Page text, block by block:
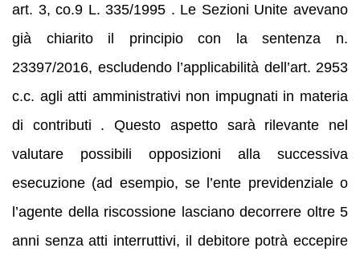
art. 3, co.9 L. 335/1995 . Le Sezioni Unite avevano
già chiarito il principio con la sentenza n.
23397/2016, escludendo l’applicabilità dell’art. 2953
c.c. agli atti amministrativi non impugnati in materia
di contributi . Questo aspetto sarà rilevante nel
valutare possibili opposizioni alla successiva
esecuzione (ad esempio, se l’ente previdenziale o
l’agente della riscossione lasciano decorrere oltre 5
anni senza atti interruttivi, il debitore potrà eccepire